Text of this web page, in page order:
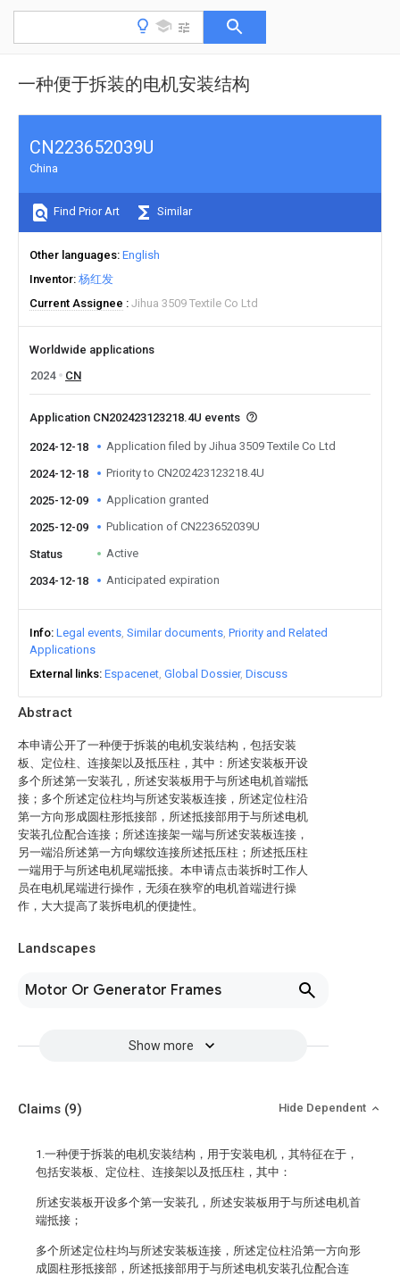
一种便于拆装的电机安装结构
Abstract
本申请公开了一种便于拆装的电机安装结构，包括安装
板、定位柱、连接架以及抵压柱，其中：所述安装板开设
多个所述第一安装孔，所述安装板用于与所述电机首端抵
接；多个所述定位柱均与所述安装板连接，所述定位柱沿
第一方向形成圆柱形抵接部，所述抵接部用于与所述电机
安装孔位配合连接；所述连接架一端与所述安装板连接，
另一端沿所述第一方向螺纹连接所述抵压柱；所述抵压柱
一端用于与所述电机尾端抵接。本申请点击装拆时工作人
员在电机尾端进行操作，无须在狭窄的电机首端进行操
作，大大提高了装拆电机的便捷性。
Landscapes
Motor Or Generator Frames
Show more
CN223652039U
China
Find Prior Art Similar
Other languages English
Inventor 杨红发
Current Assignee
Jihua 3509 Textile Co Ltd
Worldwide applications
2024
CN
Application CN202423123218.4U events
2024-12-18 Application filed by Jihua 3509 Textile Co Ltd
2024-12-18 Priority to CN202423123218.4U
2025-12-09 Application granted
2025-12-09 Publication of CN223652039U
Status Active
2034-12-18 Anticipated expiration
Info Legal events Similar documents Priority and Related
Applications
External links Espacenet Global Dossier Discuss
Claims (9) Hide Dependent
1.一种便于拆装的电机安装结构，用于安装电机，其特征在于，
包括安装板、定位柱、连接架以及抵压柱，其中：
所述安装板开设多个第一安装孔，所述安装板用于与所述电机首
端抵接；
多个所述定位柱均与所述安装板连接，所述定位柱沿第一方向形
成圆柱形抵接部，所述抵接部用于与所述电机安装孔位配合连